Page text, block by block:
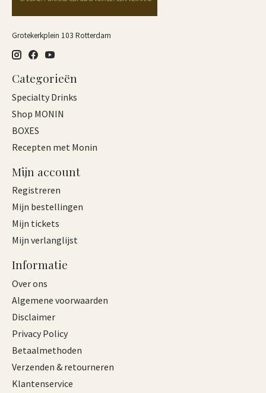
Grotekerkplein 103 Rotterdam
Categorieën
Specialty Drinks
Shop MONIN
BOXES
Recepten met Monin
Mijn account
Registreren
Mijn bestellingen
Mijn tickets
Mijn verlanglijst
Informatie
Over ons
Algemene voorwaarden
Disclaimer
Privacy Policy
Betaalmethoden
Verzenden & retourneren
Klantenservice